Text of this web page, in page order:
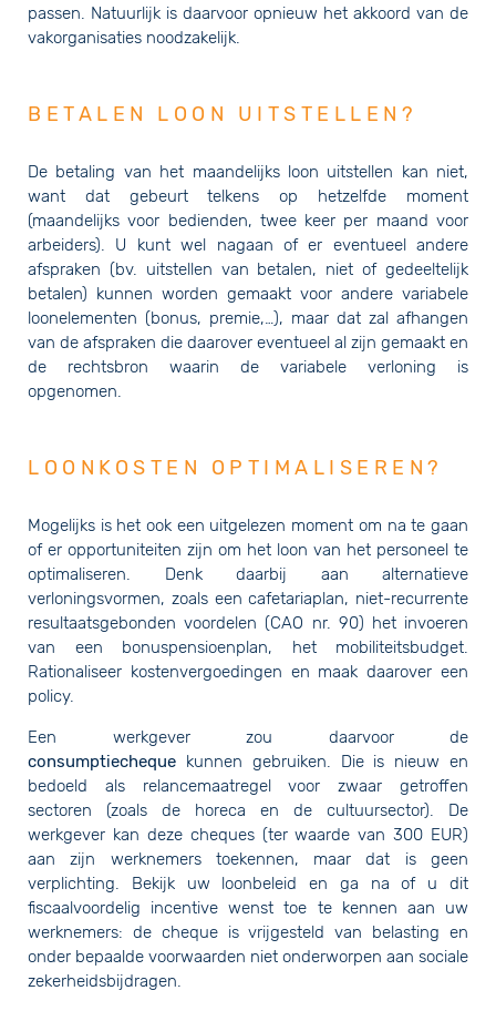
passen. Natuurlijk is daarvoor opnieuw het akkoord van de
vakorganisaties noodzakelijk.
BETALEN LOON UITSTELLEN?
De betaling van het maandelijks loon uitstellen kan niet,
want dat gebeurt telkens op hetzelfde moment
(maandelijks voor bedienden, twee keer per maand voor
arbeiders). U kunt wel nagaan of er eventueel andere
afspraken (bv. uitstellen van betalen, niet of gedeeltelijk
betalen) kunnen worden gemaakt voor andere variabele
loonelementen (bonus, premie,…), maar dat zal afhangen
van de afspraken die daarover eventueel al zijn gemaakt en
de rechtsbron waarin de variabele verloning is
opgenomen.
LOONKOSTEN OPTIMALISEREN?
Mogelijks is het ook een uitgelezen moment om na te gaan
of er opportuniteiten zijn om het loon van het personeel te
optimaliseren. Denk daarbij aan alternatieve
verloningsvormen, zoals een cafetariaplan, niet-recurrente
resultaatsgebonden voordelen (CAO nr. 90) het invoeren
van een bonuspensioenplan, het mobiliteitsbudget.
Rationaliseer kostenvergoedingen en maak daarover een
policy.
Een werkgever zou daarvoor de
consumptiecheque kunnen gebruiken. Die is nieuw en
bedoeld als relancemaatregel voor zwaar getroffen
sectoren (zoals de horeca en de cultuursector). De
werkgever kan deze cheques (ter waarde van 300 EUR)
aan zijn werknemers toekennen, maar dat is geen
verplichting. Bekijk uw loonbeleid en ga na of u dit
fiscaalvoordelig incentive wenst toe te kennen aan uw
werknemers: de cheque is vrijgesteld van belasting en
onder bepaalde voorwaarden niet onderworpen aan sociale
zekerheidsbijdragen.